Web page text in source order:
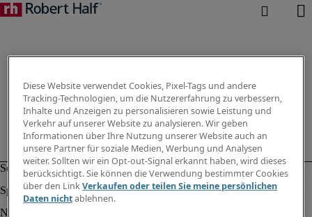
Diese Website verwendet Cookies, Pixel-Tags und andere
Tracking-Technologien, um die Nutzererfahrung zu verbessern,
Inhalte und Anzeigen zu personalisieren sowie Leistung und
Verkehr auf unserer Website zu analysieren. Wir geben
Informationen über Ihre Nutzung unserer Website auch an
unsere Partner für soziale Medien, Werbung und Analysen
weiter. Sollten wir ein Opt-out-Signal erkannt haben, wird dieses
berücksichtigt. Sie können die Verwendung bestimmter Cookies
über den LinkVerkaufen oder teilen Sie meine persönlichen
Daten nichtablehnen.